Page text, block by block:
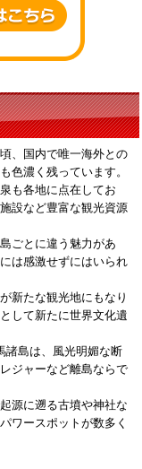
、国内で唯一海外との
色濃く残っています。
も各地に点在してお
設など豊富な観光資源
ごとに違う魅力があ
は感激せずにはいられ
新たな観光地にもなり
して新たに世界文化遺
諸島は、風光明媚な断
ジャーなど離島ならで
源に遡る古墳や神社な
ワースポットが数多く